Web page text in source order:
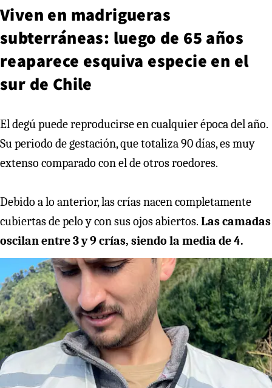
Viven en madrigueras
subterráneas: luego de 65 años
reaparece esquiva especie en el
sur de Chile
El degú puede reproducirse en cualquier época del año.
Su periodo de gestación, que totaliza 90 días, es muy
extenso comparado con el de otros roedores.
Debido a lo anterior, las crías nacen completamente
cubiertas de pelo y con sus ojos abiertos. Las camadas
oscilan entre 3 y 9 crías, siendo la media de 4.